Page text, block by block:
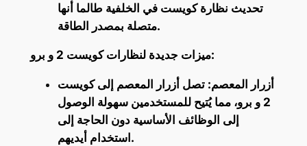
تحديث نظارة كويست في الخلفية طالما أنها
متصلة بمصدر الطاقة.
ميزات جديدة لنظارات كويست 2 و برو:
أزرار المعصم: تصل أزرار المعصم إلى كويست
2 و برو، مما يُتيح للمستخدمين سهولة الوصول
إلى الوظائف الأساسية دون الحاجة إلى
استخدام أيديهم.